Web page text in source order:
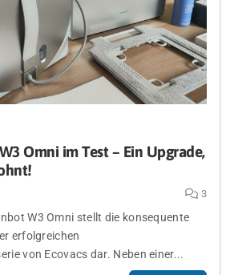
Omni im Test – Ein Upgrade,
3
W3 Omni stellt die konsequente
erfolgreichen
von Ecovacs dar. Neben einer...